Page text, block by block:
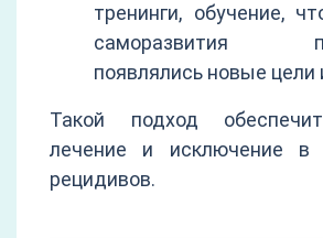
тренинги, обучение,
саморазвития
появлялись новые цели
Такой подход
лечение и исключение в
рецидивов.